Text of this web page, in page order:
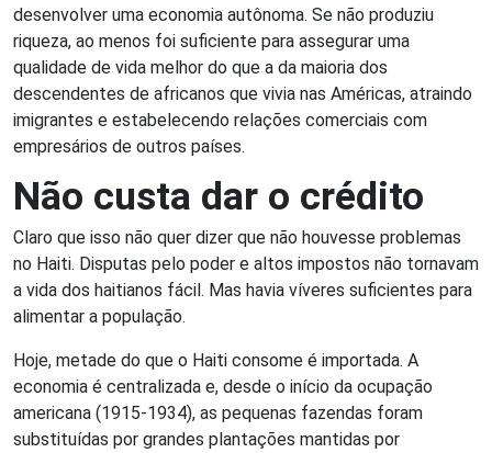
desenvolver uma economia autônoma. Se não produziu
riqueza, ao menos foi suficiente para assegurar uma
qualidade de vida melhor do que a da maioria dos
descendentes de africanos que vivia nas Américas, atraindo
imigrantes e estabelecendo relações comerciais com
empresários de outros países.
Não custa dar o crédito
Claro que isso não quer dizer que não houvesse problemas
no Haiti. Disputas pelo poder e altos impostos não tornavam
a vida dos haitianos fácil. Mas havia víveres suficientes para
alimentar a população.
Hoje, metade do que o Haiti consome é importada. A
economia é centralizada e, desde o início da ocupação
americana (1915-1934), as pequenas fazendas foram
substituídas por grandes plantações mantidas por